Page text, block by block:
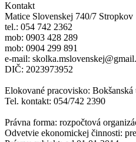
Kontakt
Matice Slovenskej 740/7 Stropkov
tel.: 054 742 2362
mob: 0903 428 289
mob: 0904 299 891
e-mail:
DIČ: 2023973952
Elokované pracovisko: Bokšanská
Tel. kontakt: 054/742 2390
Právna forma: rozpočtová
Odvetvie ekonomickej činnosti: